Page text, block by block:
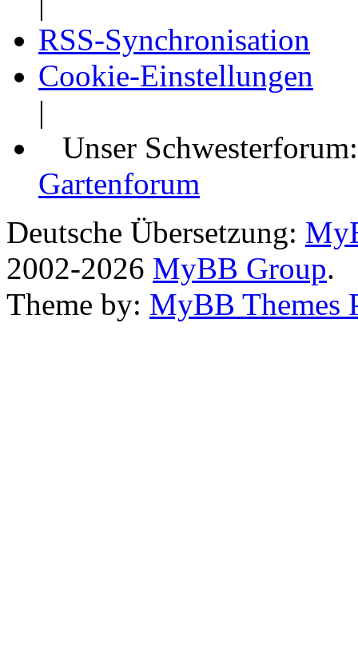
RSS-Synchronisation
Cookie-Einstellungen
|
Unser
Gartenforum
Deutsche Übersetzung:
2002-2026 MyBB Group.
Theme by: MyBB Themes